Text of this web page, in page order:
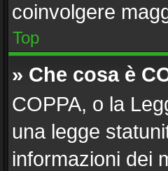
coinvolgere
Top
» Che cosa è
COPPA, o la
una legge
informazioni dei